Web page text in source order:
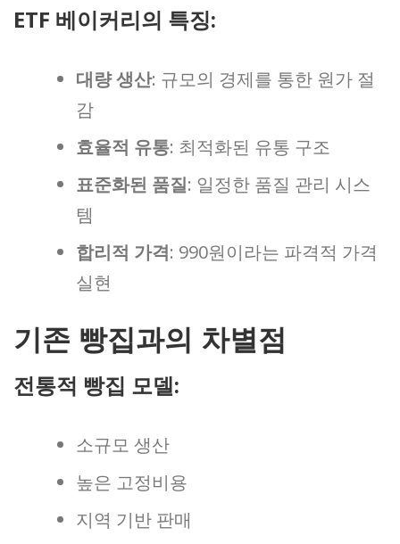
ETF 베이커리의 특징:
대량 생산: 규모의 경제를 통한 원가 절
감
효율적 유통: 최적화된 유통 구조
표준화된 품질: 일정한 품질 관리 시스
템
합리적 가격: 990원이라는 파격적 가격
실현
기존 빵집과의 차별점
전통적 빵집 모델:
소규모 생산
높은 고정비용
지역 기반 판매